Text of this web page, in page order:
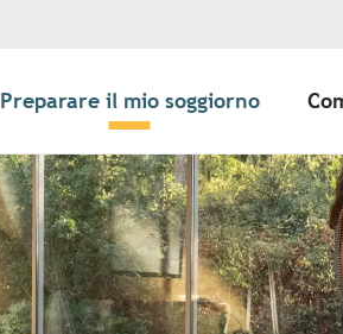
Preparare il mio soggiorno